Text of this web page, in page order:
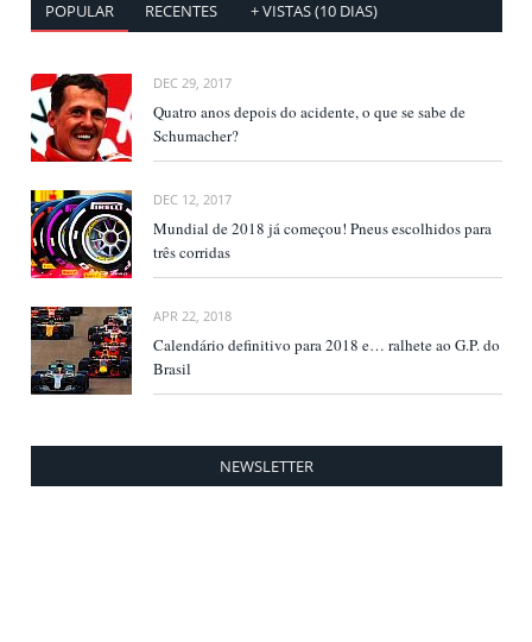
POPULAR RECENTES + VISTAS (10 DIAS)
DEC 29, 2017
Quatro anos depois do acidente, o que se sabe de
Schumacher?
DEC 12, 2017
Mundial de 2018 já começou! Pneus escolhidos para
três corridas
APR 22, 2018
Calendário definitivo para 2018 e… ralhete ao G.P. do
Brasil
NEWSLETTER